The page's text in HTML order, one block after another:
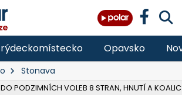
Opavsko
Stonava
PODZIMNÍCH VOLEB 8 STRAN, HNUTÍ A KOALIC